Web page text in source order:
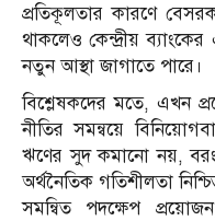
প্রতিকূলতার কারণে
থাকলেও কেন্দ্রীয়
নতুন আস্থা জাগাতে পারে।
বিশ্লেষকদের মতে, এখন
নীতির সমন্বয়ে
ঋণের সুদ কমানো নয়, বরং
অর্থনৈতিক গতিশীলতা
সমন্বিত পদক্ষেপ